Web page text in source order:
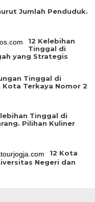
Jumlah Penduduk.
12 Kelebihan
Tinggal di
yang Strategis
Tinggal di
Kota Terkaya Nomor 2
Tinggal di
Pilihan Kuliner
12 Kota
Negeri dan